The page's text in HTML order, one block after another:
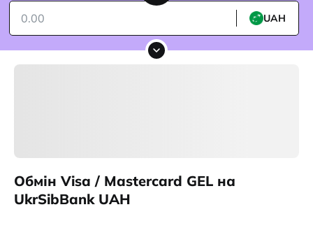
UAH
Обмін Visa / Mastercard GEL на
UkrSibBank UAH